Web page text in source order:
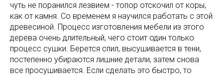
чуть не поранился лезвием - топор отскочил от коры,
как от камня. Со временем я научился работать с этой
древесиной. Процесс изготовления мебели из этого
дерева очень длительный, чего стоит один только
процесс сушки. Берется спил, высушивается в тени,
постепенно убираются лишние детали, затем снова
все просушивается. Если сделать это быстро, то